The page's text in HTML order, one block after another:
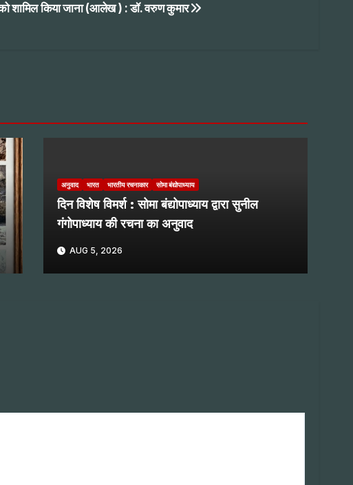
को शामिल किया जाना (आलेख ) : डॉ. वरुण कुमार
अनुवाद भारत भारतीय रचनाकार सोमा बंद्योपाध्याय
दिन विशेष विमर्श : सोमा बंद्योपाध्याय द्वारा सुनील
गंगोपाध्याय की रचना का अनुवाद
AUG 5, 2026